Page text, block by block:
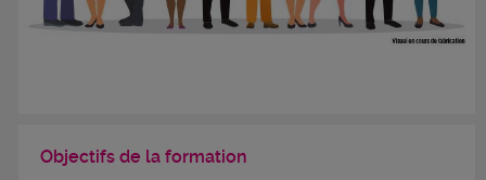
Objectifs de la formation